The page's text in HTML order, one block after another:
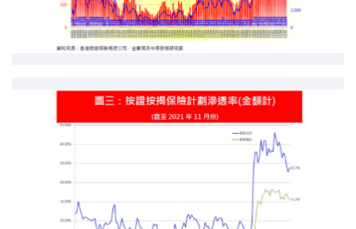
新聞/研究
統計數據庫
按揭快趣智識
按揭智庫